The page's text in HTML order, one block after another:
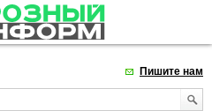
Пишите нам